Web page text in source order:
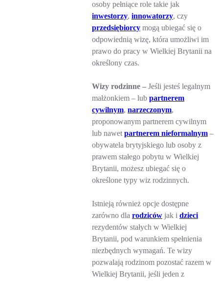
osoby pełniące role takie jak
inwestorzy, innowatorzy, czy
przedsiębiorcy mogą ubiegać się o
odpowiednią wizę, która umożliwi im
prawo do pracy w Wielkiej Brytanii na
określony czas.
Wizy rodzinne – Jeśli jesteś legalnym
małżonkiem – lub partnerem
cywilnym, narzeczonym,
proponowanym partnerem cywilnym
lub nawet partnerem nieformalnym –
obywatela brytyjskiego lub osoby z
prawem stałego pobytu w Wielkiej
Brytanii, możesz ubiegać się o
określone typy wiz rodzinnych.
Istnieją również opcje dostępne
zarówno dla rodziców jak i dzieci
rezydentów stałych w Wielkiej
Brytanii, pod warunkiem spełnienia
niezbędnych wymagań. Te wizy
pozwalają rodzinom pozostać razem w
Wielkiej Brytanii, jeśli jeden z